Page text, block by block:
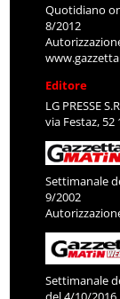
Quotidiano
8/2012
Editore
LG PRESSE
via Festaz, 52
Settimanale
9/2002
Settimanale